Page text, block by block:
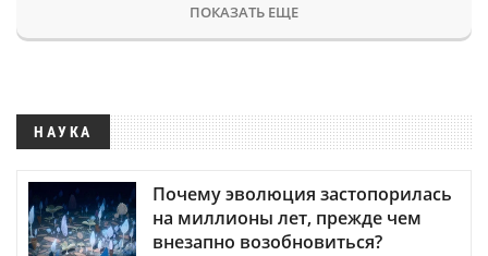
ПОКАЗАТЬ ЕЩЕ
НАУКА
Почему эволюция застопорилась
на миллионы лет, прежде чем
внезапно возобновиться?